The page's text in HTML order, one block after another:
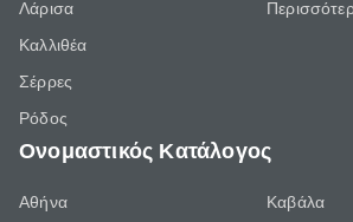
Λάρισα
Καλλιθέα
Σέρρες
Ρόδος
Ονομαστικός Κατάλογος
Αθήνα
Καβάλα